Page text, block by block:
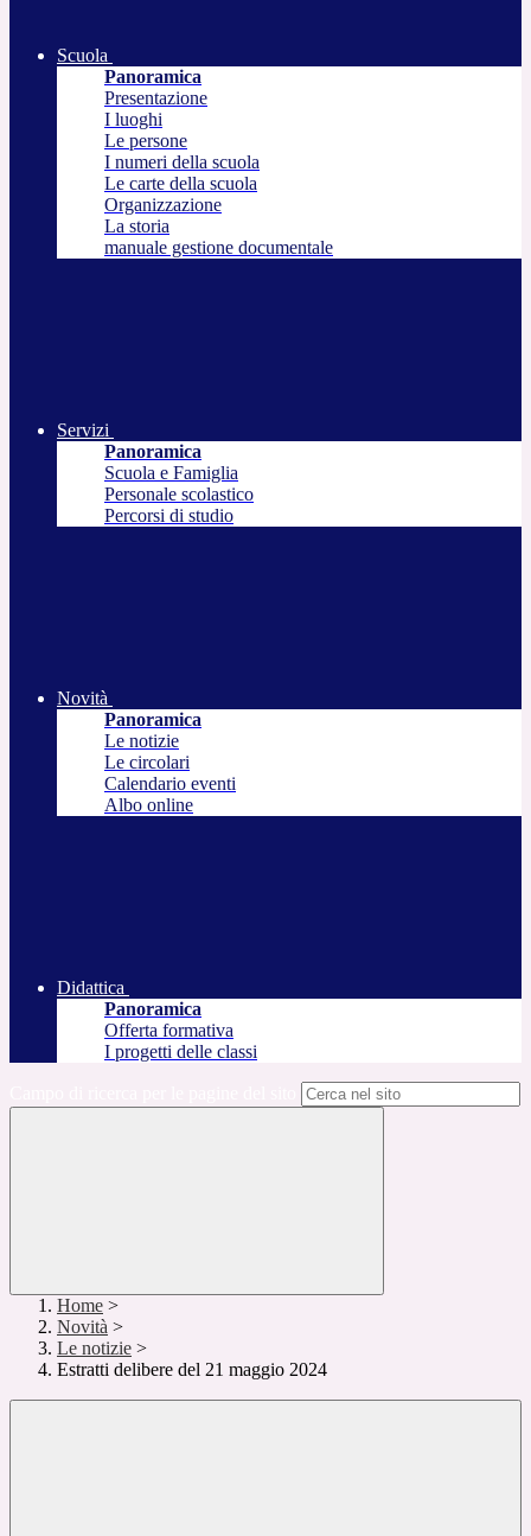
Scuola
Panoramica
Presentazione
I luoghi
Le persone
I numeri della scuola
Le carte della scuola
Organizzazione
La storia
manuale gestione documentale
Servizi
Panoramica
Scuola e Famiglia
Personale scolastico
Percorsi di studio
Novità
Panoramica
Le notizie
Le circolari
Calendario eventi
Albo online
Didattica
Panoramica
Offerta formativa
I progetti delle classi
Home >
Novità >
Le notizie >
Estratti delibere del 21 maggio 2024